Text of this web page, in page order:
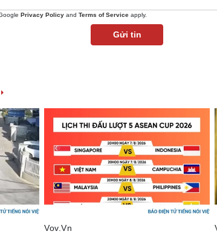
Privacy Policy and Terms of Service apply.
Gửi tin